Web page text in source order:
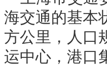
海交通的基本
方公里，人口
运中心，港口